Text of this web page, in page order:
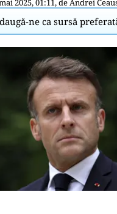
2025, 01:11, deAndrei
ne ca sursă